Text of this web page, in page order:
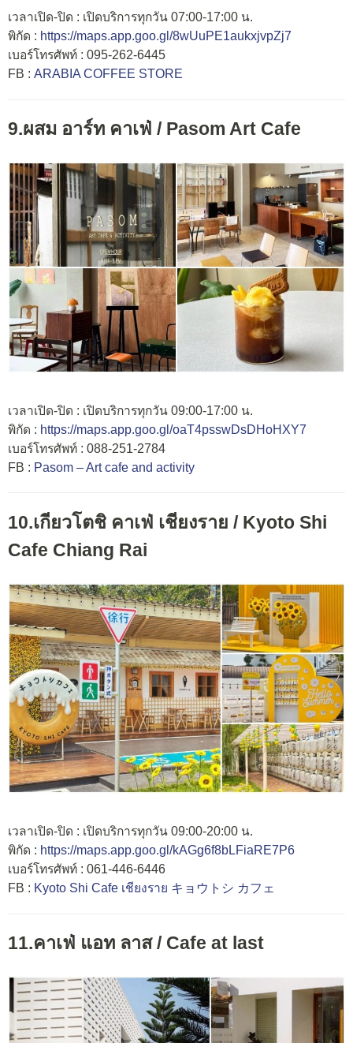
เวลาเปิด-ปิด : เปิดบริการทุกวัน 07:00-17:00 น.
พิกัด : https://maps.app.goo.gl/8wUuPE1aukxjvpZj7
เบอร์โทรศัพท์ : 095-262-6445
FB : ARABIA COFFEE STORE
9.ผสม อาร์ท คาเฟ่ / Pasom Art Cafe
เวลาเปิด-ปิด : เปิดบริการทุกวัน 09:00-17:00 น.
พิกัด : https://maps.app.goo.gl/oaT4psswDsDHoHXY7
เบอร์โทรศัพท์ : 088-251-2784
FB : Pasom – Art cafe and activity
10.เกียวโตชิ คาเฟ่ เชียงราย / Kyoto Shi
Cafe Chiang Rai
เวลาเปิด-ปิด : เปิดบริการทุกวัน 09:00-20:00 น.
พิกัด : https://maps.app.goo.gl/kAGg6f8bLFiaRE7P6
เบอร์โทรศัพท์ : 061-446-6446
FB : Kyoto Shi Cafe เชียงราย キョウトシ カフェ
11.คาเฟ่ แอท ลาส / Cafe at last